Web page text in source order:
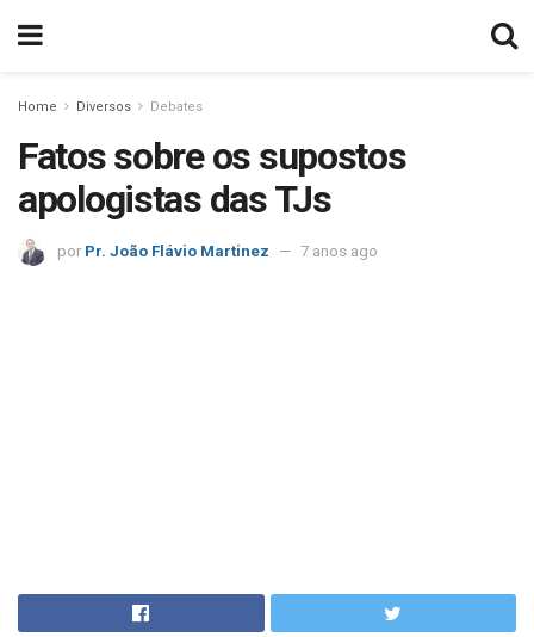
Home Diversos Debates
Fatos sobre os supostos
apologistas das TJs
por Pr. João Flávio Martinez 7 anos ago